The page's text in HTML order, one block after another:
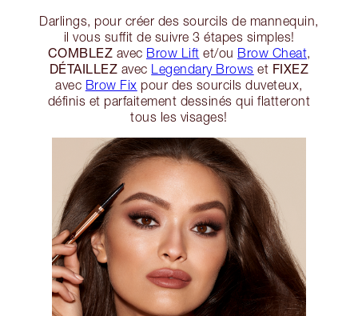
Darlings, pour créer des sourcils de mannequin,
il vous suffit de suivre 3 étapes simples!
COMBLEZ avec Brow Lift et/ou Brow Cheat,
DÉTAILLEZ avec Legendary Brows et FIXEZ
avec Brow Fix pour des sourcils duveteux,
définis et parfaitement dessinés qui flatteront
tous les visages!